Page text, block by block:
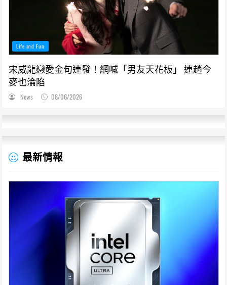
Life and Fun
宋威龍戀愛金句連發！網喊「男友天花板」 連趙今
麥也淪陷
News 08/06/2026
最新情報